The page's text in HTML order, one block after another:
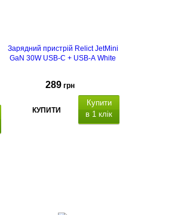
Зарядний пристрій Relict JetMini
GaN 30W USB-C + USB-A White
289 грн
КУПИТИ
Купити
в 1 клік